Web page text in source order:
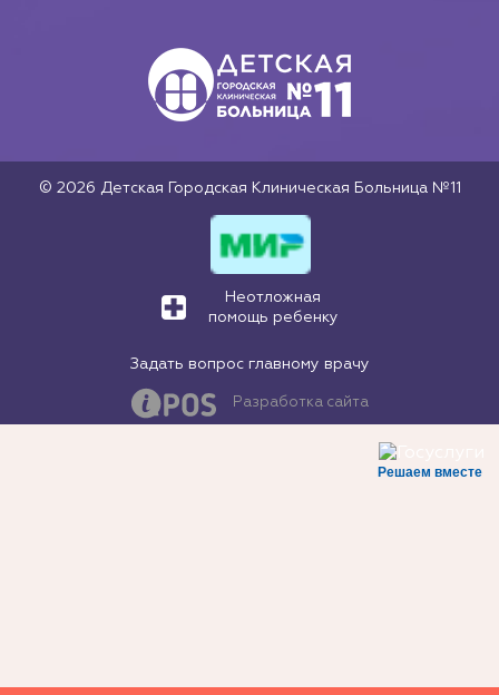
© 2026 Детская Городская Клиническая Больница №11
Неотложная
помощь ребенку
Задать вопрос главному врачу
Разработка сайта
Решаем вместе